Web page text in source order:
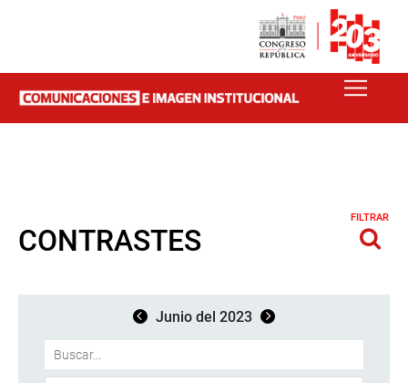
CONTRASTES
FILTRAR
Junio del 2023